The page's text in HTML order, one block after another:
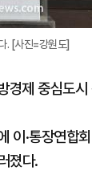
. [사진=강원도]
경제 중심도
이·통장연합
졌다.